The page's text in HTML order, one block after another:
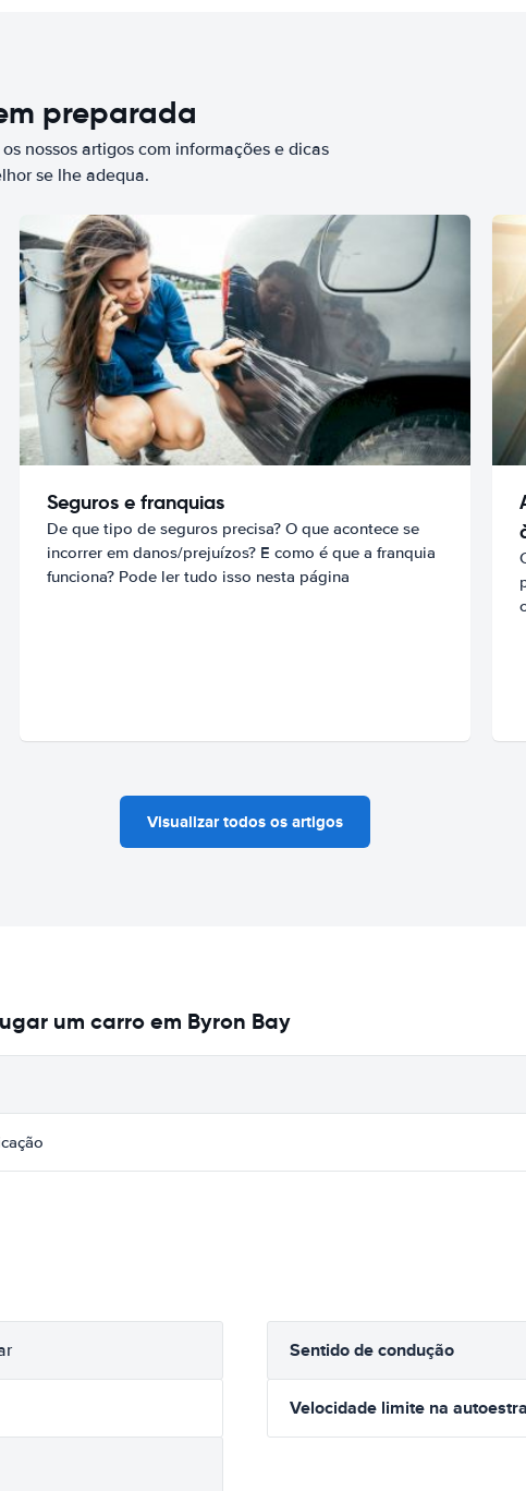
preparada
nossos artigos com informações e dicas
se lhe adequa.
Seguros e franquias
De que tipo de seguros precisa? O que acontece se
incorrer em danos/prejuízos? E como é que a franquia
funciona? Pode ler tudo isso nesta página
Visualizar todos os artigos
um carro em Byron Bay
Sentido de condução
Velocidade limite na